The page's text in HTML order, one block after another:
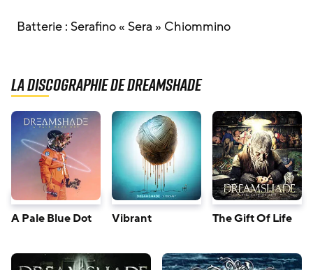
Batterie : Serafino « Sera » Chiommino
La discographie de Dreamshade
A Pale Blue Dot Vibrant The Gift Of Life